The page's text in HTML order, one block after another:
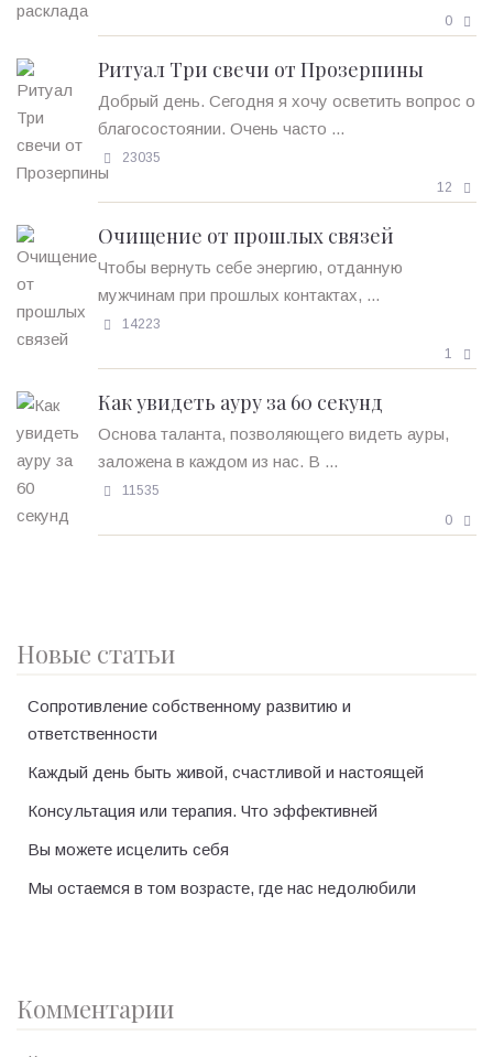
0
Ритуал Три свечи от Прозерпины
Добрый день. Сегодня я хочу осветить вопрос о
благосостоянии. Очень часто ...
23035
12
Очищение от прошлых связей
Чтобы вернуть себе энергию, отданную
мужчинам при прошлых контактах, ...
14223
1
Как увидеть ауру за 60 секунд
Основа таланта, позволяющего видеть ауры,
заложена в каждом из нас. В ...
11535
0
Новые статьи
Сопротивление собственному развитию и
ответственности
Каждый день быть живой, счастливой и настоящей
Консультация или терапия. Что эффективней
Вы можете исцелить себя
Мы остаемся в том возрасте, где нас недолюбили
Комментарии